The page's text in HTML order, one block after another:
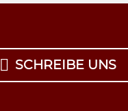
 SCHREIBE UNS